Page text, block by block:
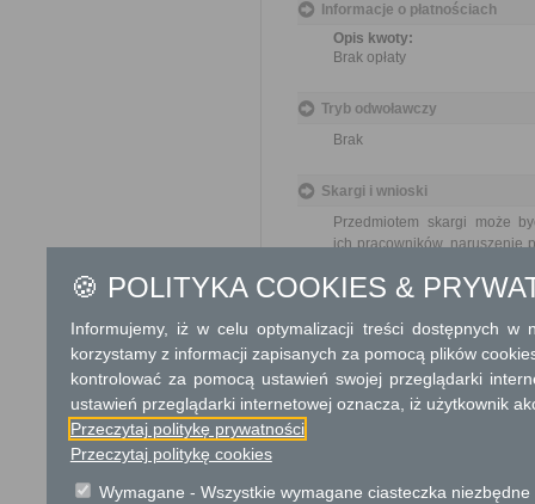
Informacje o płatnościach
Opis kwoty:
Brak opłaty
Tryb odwoławczy
Brak
Skargi i wnioski
Przedmiotem skargi może
ich pracowników, naruszenie
Przedmiotem wniosku
Organ właściwy dla
miesiąca.
Informacje dodatkowe
r. o rodzinnych ogrodach
🍪 POLITYKA COOKIES &
Informujemy, iż w celu optymalizacji treści dostępnych w
korzystamy z informacji zapisanych za pomocą plików
kontrolować za pomocą ustawień swojej przeglądarki
ustawień przeglądarki internetowej oznacza, iż użytkownik
Przeczytaj politykę prywatności
Przeczytaj politykę cookies
Wymagane - Wszystkie wymagane ciasteczka